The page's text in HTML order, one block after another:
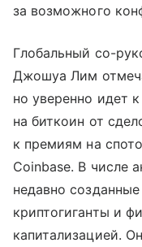
за возможного
Глобальный со-
Джошуа Лим
но уверенно идет
на биткоин от
к премиям на
Coinbase. В числе
недавно
криптогиганты и
капитализацией.